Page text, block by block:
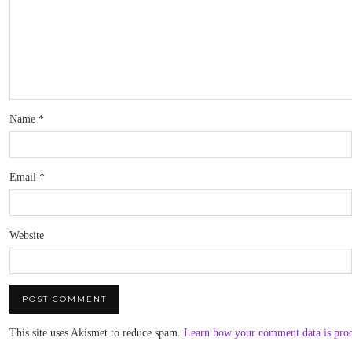
Name *
Email *
Website
This site uses Akismet to reduce spam. Learn how your comment data is